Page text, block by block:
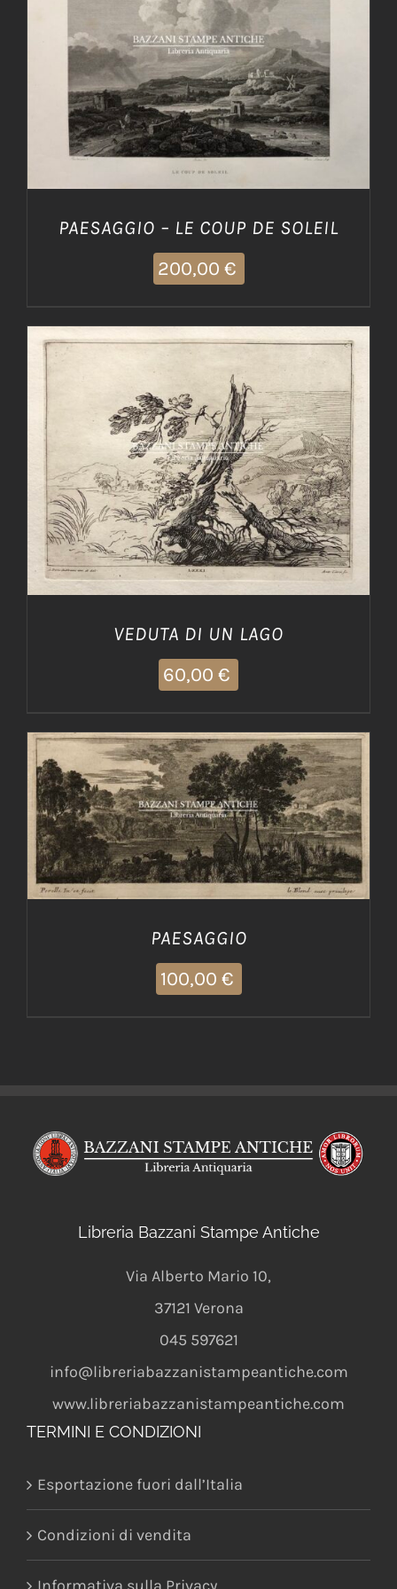
AGGIUNGI AL CARRELLO / DETTAGLI
PAESAGGIO – LE COUP DE SOLEIL
200,00 €
AGGIUNGI AL CARRELLO / DETTAGLI
VEDUTA DI UN LAGO
60,00 €
AGGIUNGI AL CARRELLO / DETTAGLI
PAESAGGIO
100,00 €
Libreria Bazzani Stampe Antiche
Via Alberto Mario 10,
37121 Verona
045 597621
info@libreriabazzanistampeantiche.com
www.libreriabazzanistampeantiche.com
TERMINI E CONDIZIONI
Esportazione fuori dall’Italia
Condizioni di vendita